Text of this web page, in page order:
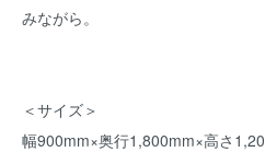
みながら。
＜サイズ＞
幅900mm×奥行1,800mm×高さ